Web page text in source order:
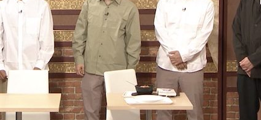
『アイ＝ラブ
E齋藤樹愛羅
ビュー